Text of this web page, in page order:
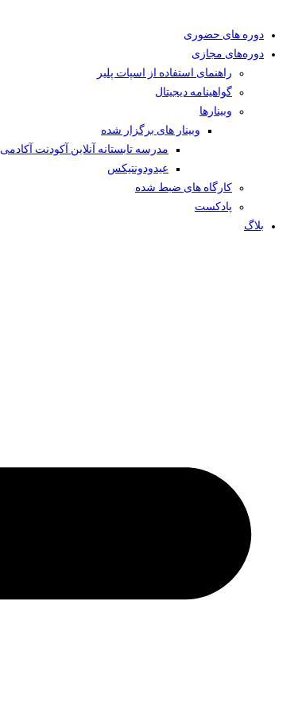
دوره های حضوری
دوره‌های مجازی
راهنمای استفاده از اسپات پلیر
گواهینامه دیجیتال
وبینار‌ها
وبینار های برگزار شده
مدرسه تابستانه آنلاین آکودنت آکادمی
عیدودونتیکس
کارگاه های ضبط شده
پادکست
بلاگ